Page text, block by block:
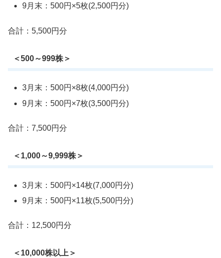
9月末：500円×5枚(2,500円分)
合計：5,500円分
＜500～999株＞
3月末：500円×8枚(4,000円分)
9月末：500円×7枚(3,500円分)
合計：7,500円分
＜1,000～9,999株＞
3月末：500円×14枚(7,000円分)
9月末：500円×11枚(5,500円分)
合計：12,500円分
＜10,000株以上＞